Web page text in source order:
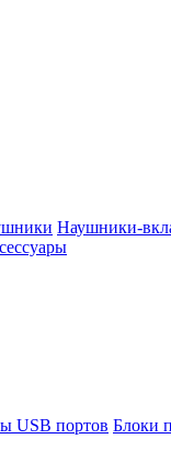
Наушники-
USB портов Блоки